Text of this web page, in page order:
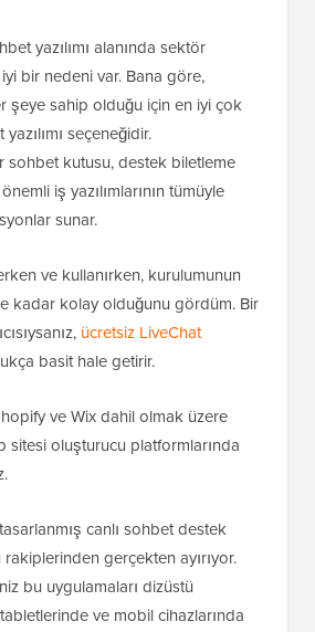
yazılımı alanında sektör
bir nedeni var. Bana göre,
şeye sahip olduğu için en iyi çok
seçeneğidir.
sohbet kutusu, destek biletleme
iş yazılımlarının tümüyle
sunar.
ve kullanırken, kurulumunun
kadar kolay olduğunu gördüm. Bir
ücretsiz LiveChat
basit hale getirir.
ve Wix dahil olmak üzere
oluşturucu platformlarında
canlı sohbet destek
gerçekten ayırıyor.
bu uygulamaları dizüstü
ve mobil cihazlarında